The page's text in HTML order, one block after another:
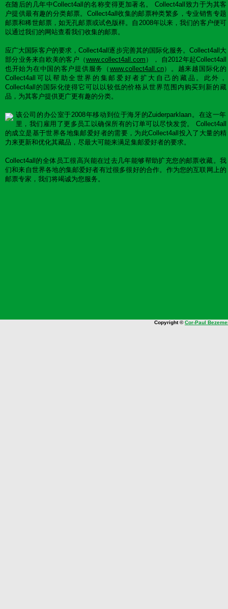
在随后的几年中Collect4all的名称变得更加著名。 Collect4all致力于为其客
户提供最有趣的分类邮票。Collect4all收集的邮票种类繁多，专业销售专题
邮票和稀世邮票，如无孔邮票或试色版样。自2008年以来，我们的客户便可
以通过我们的网站查看我们收集的邮票。
应广大国际客户的要求，Collect4all逐步完善其的国际化服务。Collect4all大
部分业务来自欧美的客户（www.collect4all.com ）， 自2012年起Collect4all
也开始为在中国的客户提供服务（ www.collect4all.cn）。越来越国际化的
Collect4all可以帮助全世界的集邮爱好者扩大自己的藏品。此外，
Collect4all的国际化使得它可以以较低的价格从世界范围内购买到新的藏
品，为其客户提供更广更有趣的分类。
该公司的办公室于2008年移动到位于海牙的Zuiderparklaan。在这一年
里，我们雇用了更多员工以确保所有的订单可以尽快发货。 Collect4all
的成立是基于世界各地集邮爱好者的需要，为此Collect4all投入了大量的精
力来更新和优化其藏品，尽最大可能来满足集邮爱好者的要求。
Collect4all的全体员工很高兴能在过去几年能够帮助扩充您的邮票收藏。我
们和来自世界各地的集邮爱好者有过很多很好的合作。作为您的互联网上的
邮票专家，我们将竭诚为您服务。
Copyright ©Cor-Paul